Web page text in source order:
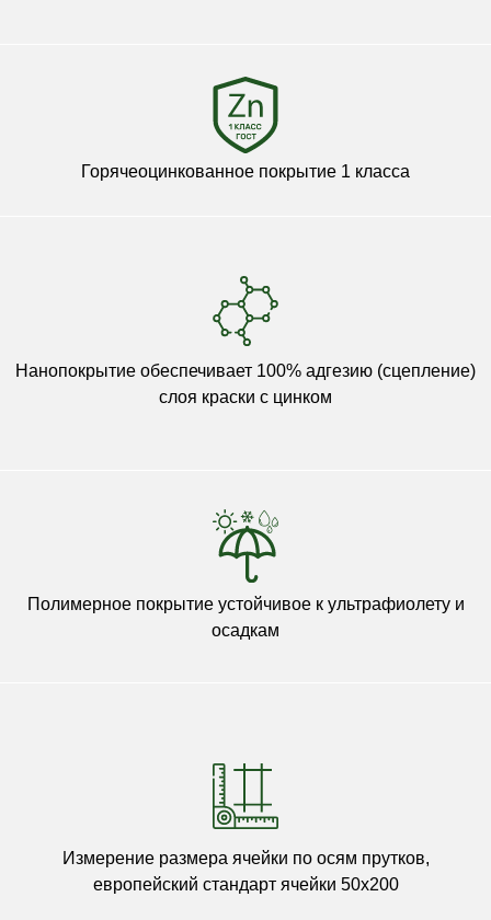
Горячеоцинкованное покрытие 1 класса
Нанопокрытие обеспечивает 100% адгезию (сцепление)
слоя краски с цинком
Полимерное покрытие устойчивое к ультрафиолету и
осадкам
Измерение размера ячейки по осям прутков,
европейский стандарт ячейки 50х200